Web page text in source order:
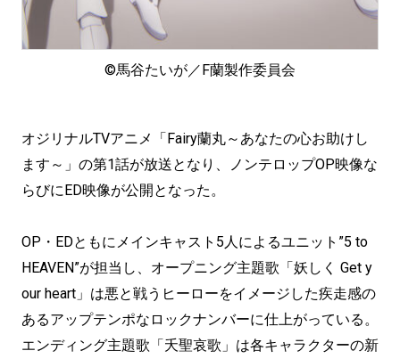
©馬谷たいが／F蘭製作委員会
オジリナルTVアニメ「Fairy蘭丸～あなたの心お助けし
ます～」の第1話が放送となり、ノンテロップOP映像な
らびにED映像が公開となった。
OP・EDともにメインキャスト5人によるユニット”5 to
HEAVEN”が担当し、オープニング主題歌「妖しく Get y
our heart」は悪と戦うヒーローをイメージした疾走感の
あるアップテンポなロックナンバーに仕上がっている。
エンディング主題歌「夭聖哀歌」は各キャラクターの新